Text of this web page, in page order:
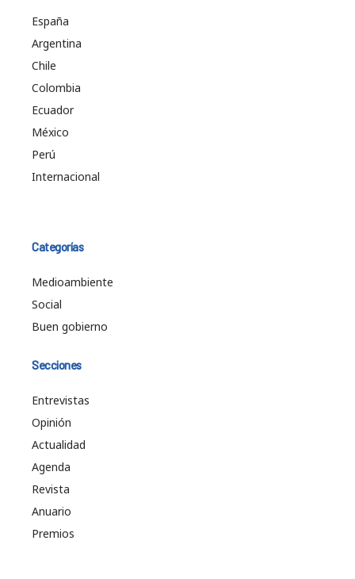
España
Argentina
Chile
Colombia
Ecuador
México
Perú
Internacional
Categorías
Medioambiente
Social
Buen gobierno
Secciones
Entrevistas
Opinión
Actualidad
Agenda
Revista
Anuario
Premios